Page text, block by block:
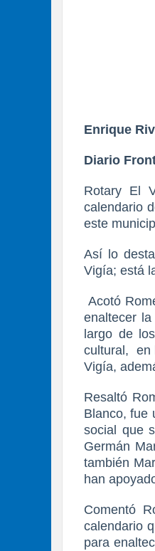
Enrique
Diario
Rotary El
calendario
este
Así lo
Vigía; está
Acotó
enaltecer
largo de
cultural, en
Vigía,
Resaltó
Blanco, fue
social que
Germán
también
han
Comentó
calendario
para